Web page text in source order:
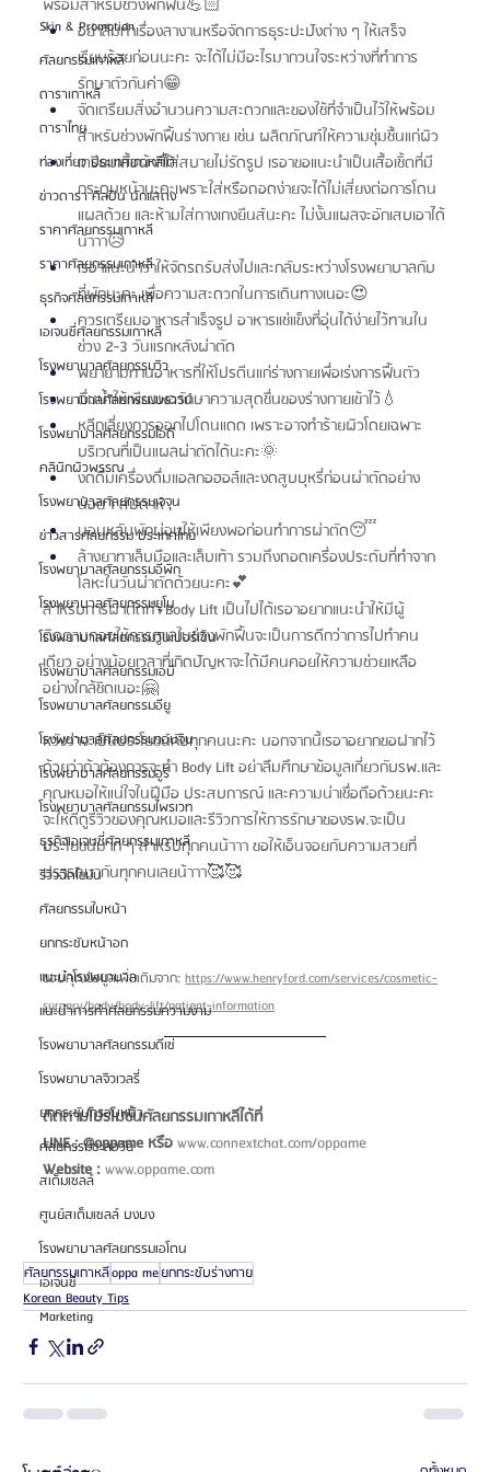
Skin & Promotion
ศัลยกรรมเกาหลี
ดาราเกาหลี
ดาราไทย
ท่องเที่ยว ประเทศเกาหลีใต้
ข่าวดารา ศิลปิน นักแสดง
ราคาศัลยกรรมเกาหลี
ราคาศัลยกรรมเกาหลี
ธุรกิจศัลยกรรมเกาหลี
เอเจนซี่ศัลยกรรมเกาหลี
โรงพยาบาลศัลยกรรมวิว
โรงพยาบาลศัลยกรรมบราวน์
โรงพยาบาลศัลยกรรมไอดี
คลินิกผิวพรรณ
โรงพยาบาลศัลยกรรมเจจุน
ข่าวสารศัลยกรรม ประเทศไทย
โรงพยาบาลศัลยกรรมอีพิก
โรงพยาบาลศัลยกรรมยูโน
โรงพยาบาลศัลยกรรมวันเปอร์เซ็น
โรงพยาบาลศัลยกรรมเอบี
โรงพยาบาลศัลยกรรมอียู
โรงพยาบาลศัลยกรรมวอนจิน
โรงพยาบาลศัลยกรรมอูรี
โรงพยาบาลศัลยกรรมไพรเวท
ธุรกิจเอเจนซี่ศัลยกรรมเกาหลี
รีวิวฉีดไขมัน
ศัลยกรรมใบหน้า
ยกกระชับหน้าอก
แนะนำโรงพยาบาล
แนะนำการทำศัลยกรรมความงาม
โรงพยาบาลศัลยกรรมดีเซ่
โรงพยาบาลจิวเวลรี่
ยกกระชับกรอบหน้า
ศัลยกรรมชะลอวัย
สเต็มเซลล์
ศูนย์สเต็มเซลล์ บงบง
โรงพยาบาลศัลยกรรมเอโตน
เอเจนซี่
Marketing
พร้อมสำหรับช่วงพักฟื้น💪🏻
อย่าลืมทำเรื่องลางานหรือจัดการธุระปะปังต่าง ๆ ให้เสร็จ
เรียบร้อยก่อนนะคะ จะได้ไม่มีอะไรมากวนใจระหว่างที่ทำการ
รักษาตัวกันค่า😁
จัดเตรียมสิ่งอำนวนความสะดวกและของใช้ที่จำเป็นไว้ให้พร้อม
สำหรับช่วงพักฟื้นร่างกาย เช่น ผลิตภัณฑ์ให้ความชุ่มชื้นแก่ผิว
เตรียมเสื้อผ้าที่ใส่สบายไม่รัดรูป เรอาขอแนะนำเป็นเสื้อเชิ้ตที่มี
กระดุมหน้านะคะเพราะใส่หรือถอดง่ายจะได้ไม่เสี่ยงต่อการโดน
แผลด้วย และห้ามใส่กางเกงยีนส์นะคะ ไม่งั้นแผลจะอักเสบเอาได้
น้าาา😥
เรอาแนะนำว่าให้จัดรถรับส่งไปและกลับระหว่างโรงพยาบาลกับ
ที่พักนะคะ เพื่อความสะดวกในการเดินทางเนอะ😍
ควรเตรียมอาหารสำเร็จรูป อาหารแช่แข็งที่อุ่นได้ง่ายไว้ทานใน
ช่วง 2-3 วันแรกหลังผ่าตัด
พยายามทานอาหารที่ให้โปรตีนแก่ร่างกายเพื่อเร่งการฟื้นตัว
ดื่มน้ำให้เพียงพอรักษาความสุดชื่นของร่างกายเข้าไว้💧
หลีกเลี่ยงการออกไปโดนแดด เพราะอาจทำร้ายผิวโดยเฉพาะ
บริเวณที่เป็นแผลผ่าตัดได้นะคะ🌞
งดดื่มเครื่องดื่มแอลกอฮอล์และงดสูบบุหรี่ก่อนผ่าตัดอย่าง
น้อย 1 สัปดาห์
นอนหลับพักผ่อนให้เพียงพอก่อนทำการผ่าตัด😴
ล้างยาทาเล็บมือและเล็บเท้า รวมถึงถอดเครื่องประดับที่ทำจาก
โลหะในวันผ่าตัดด้วยนะคะ💕
สำหรับการผ่าตัดทำ Body Lift เป็นไปได้เรอาอยากแนะนำให้มีผู้
ติดตามคอยให้การดูแลในช่วงพักฟื้นจะเป็นการดีกว่าการไปทำคน
เดียว อย่างน้อยเวลาที่เกิดปัญหาจะได้มีคนคอยให้ความช่วยเหลือ
อย่างใกล้ชิดเนอะ🤗
หวังว่าจะเป็นประโยชน์กับทุกคนนะคะ นอกจากนี้เรอาอยากขอฝากไว้
ด้วยว่าถ้าต้องการจะทำ Body Lift อย่าลืมศึกษาข้อมูลเกี่ยวกับรพ.และ
คุณหมอให้แน่ใจในฝีมือ ประสบการณ์ และความน่าเชื่อถือด้วยนะคะ
จะให้ดีดูรีวิวของคุณหมอและรีวิวการให้การรักษาของรพ.จะเป็น
ประโยชน์มาก ๆ สำหรับทุกคนน้าาา ขอให้เอ็นจอยกับความสวยที่
ปรารถนากันทุกคนเลยน้าาา🥰🥰
ขอบคุณข้อมูลเพิ่มเติมจาก: https://www.henryford.com/services/cosmetic-
surgery/body/body-lift/patient-information
ติดตามโปรโมชั่นศัลยกรรมเกาหลีได้ที่
LINE : @oppame หรือwww.connextchat.com/oppame
Website :www.oppame.com
ศัลยกรรมเกาหลีoppa meยกกระชับร่างกาย
Korean Beauty Tips